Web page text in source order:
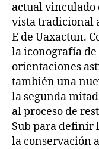
actual vinculado
vista tradicional
E de Uaxactun.
la iconografía
orientaciones
también una
la segunda
al proceso de
Sub para definir
la conservación